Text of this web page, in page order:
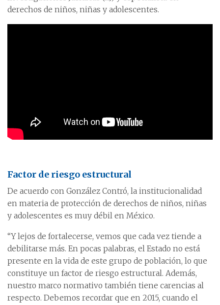
derechos de niños, niñas y adolescentes.
Factor de riesgo estructural
De acuerdo con González Contró, la institucionalidad
en materia de protección de derechos de niños, niñas
y adolescentes es muy débil en México.
“Y lejos de fortalecerse, vemos que cada vez tiende a
debilitarse más. En pocas palabras, el Estado no está
presente en la vida de este grupo de población, lo que
constituye un factor de riesgo estructural. Además,
nuestro marco normativo también tiene carencias al
respecto. Debemos recordar que en 2015, cuando el